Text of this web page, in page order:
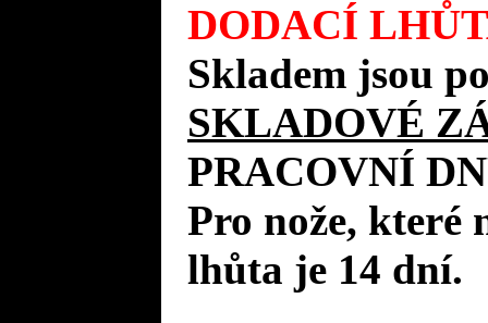
DODACÍ
Skladem jsou
SKLADOVÉ
PRACOVNÍ
Pro nože, které
lhůta je 14 dní.